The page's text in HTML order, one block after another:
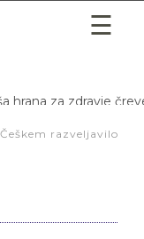
hrana za zdravje
razveljavilo